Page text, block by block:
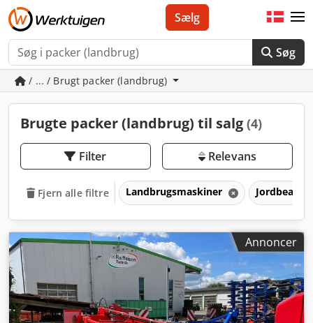
Søg
Sælg
/ ... / Brugt packer (landbrug)
Brugte packer (landbrug) til salg (4)
Filter Relevans
Fjern alle filtre Landbrugsmaskiner
Annoncer